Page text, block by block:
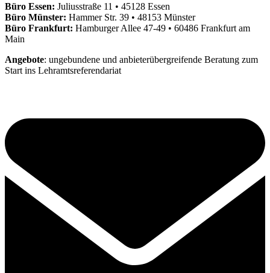
Büro Essen: Juliusstraße 11 • 45128 Essen
Büro Münster: Hammer Str. 39 • 48153 Münster
Büro Frankfurt: Hamburger Allee 47-49 • 60486 Frankfurt am
Main
Angebote: ungebundene und anbieterübergreifende Beratung zum
Start ins Lehramtsreferendariat